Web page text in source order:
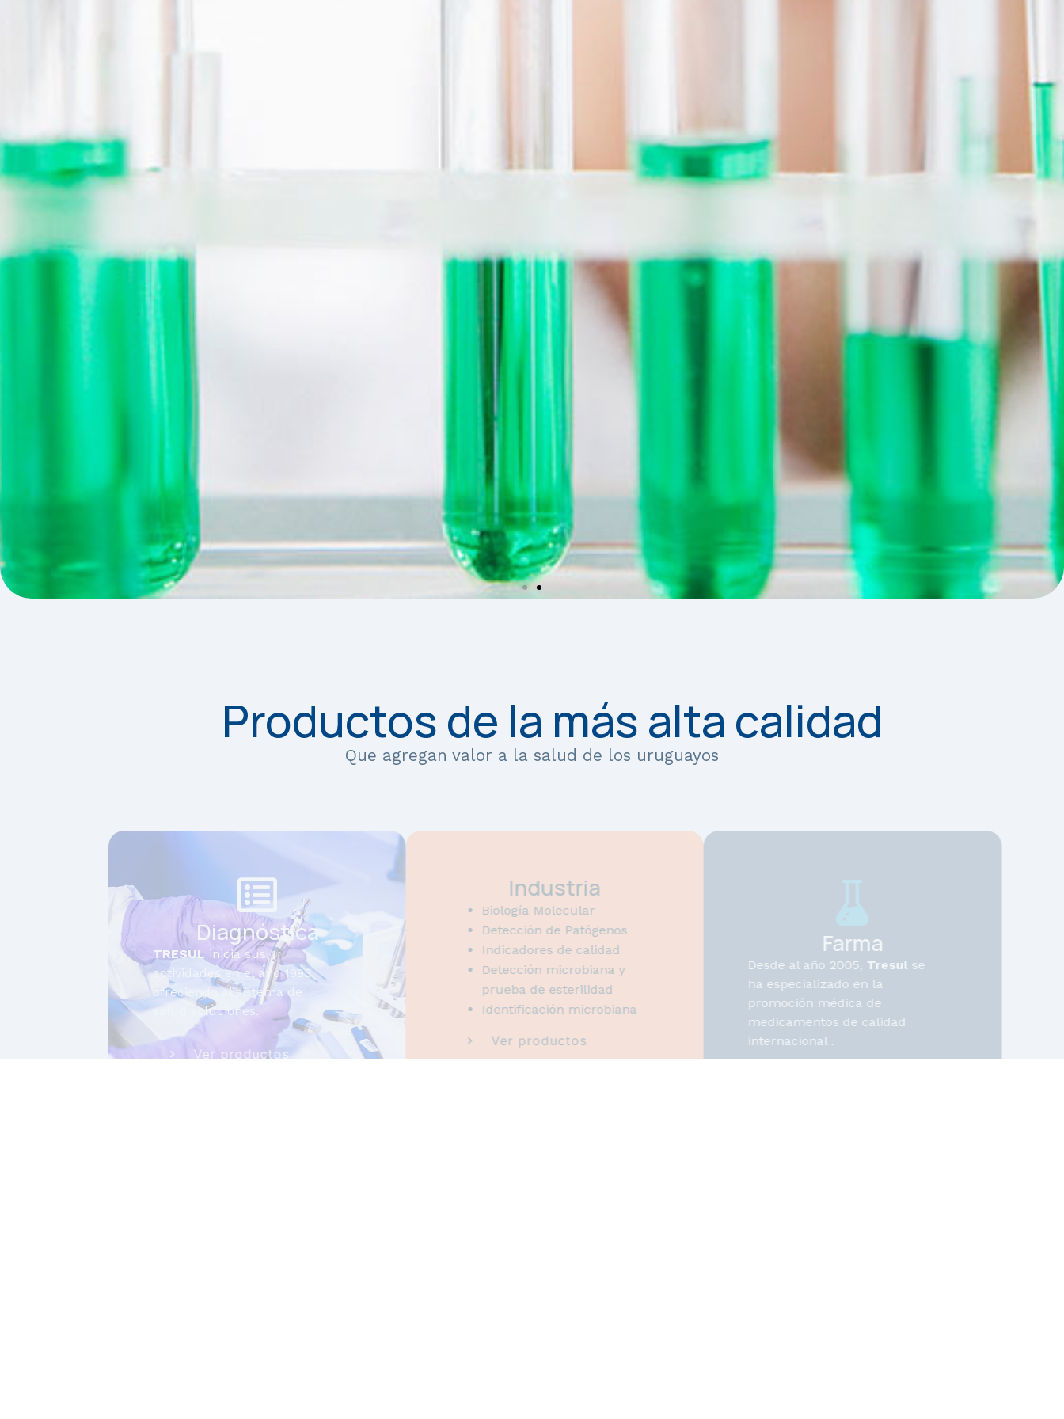
Productos de la más alta calidad
Que agregan valor a la salud de los uruguayos
Diagnóstica
TRESUL inicia sus
actividades en el año 1993
ofreciendo al sistema de
salud soluciones.
Ver productos
Industria
Biología Molecular
Detección de Patógenos
Indicadores de calidad
Detección microbiana y
prueba de esterilidad
Identificación microbiana
Ver productos
Farma
Desde al año 2005, Tresulse
ha especializado en la
promoción médica de
medicamentos de calidad
internacional .